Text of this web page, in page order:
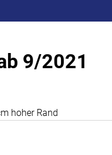
9/2021
hoher Rand